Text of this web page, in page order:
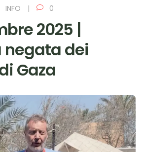
INFO 0
2025 |
negata dei
Gaza